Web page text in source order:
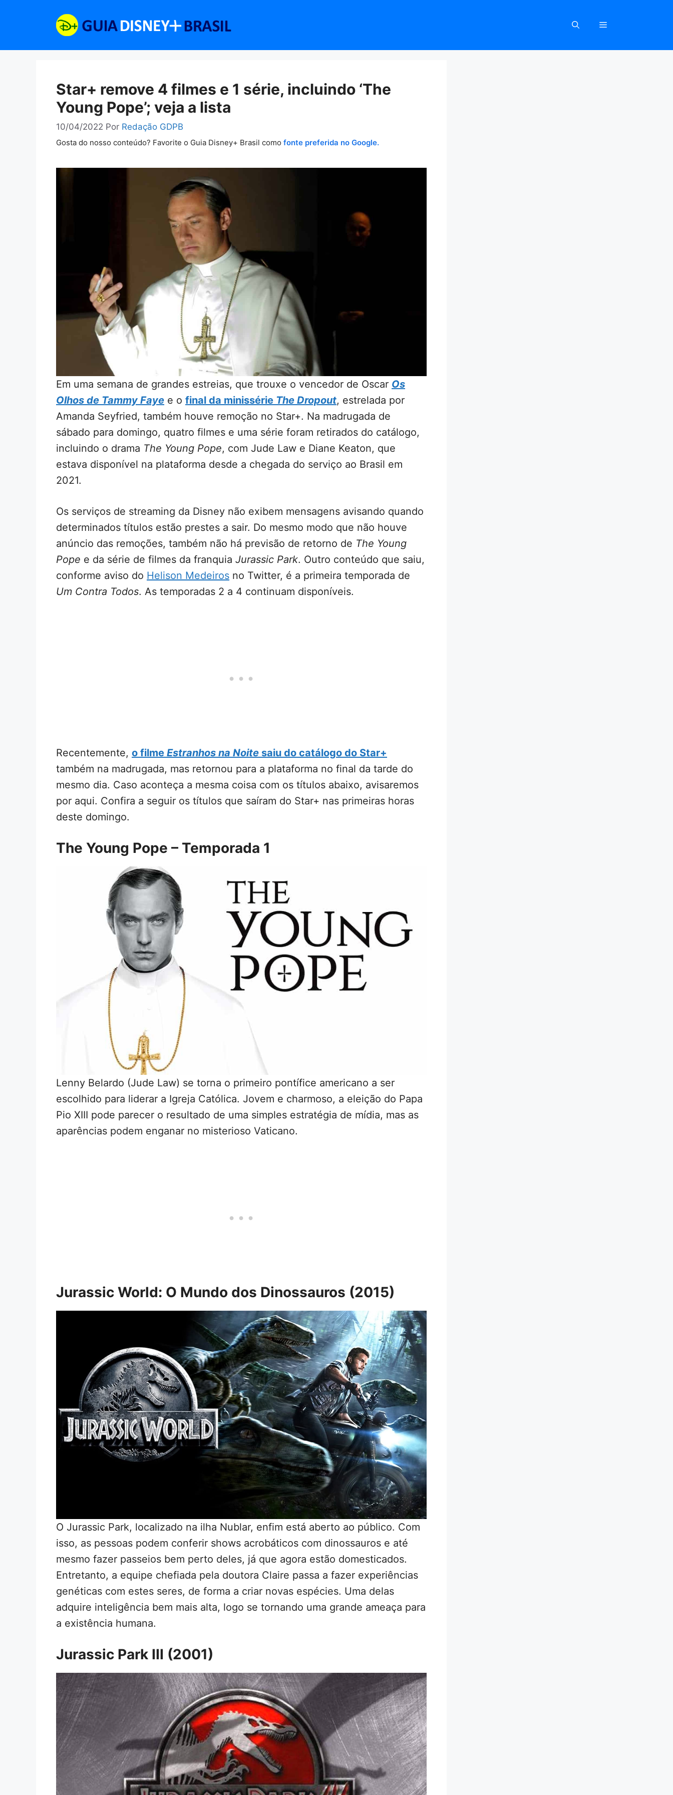
Star+ remove 4 filmes e 1 série, incluindo ‘The
Young Pope’; veja a lista
10/04/2022 Por Redação GDPB
Gosta do nosso conteúdo? Favorite o Guia Disney+ Brasil como fonte preferida no Google.
Em uma semana de grandes estreias, que trouxe o vencedor de Oscar Os
Olhos de Tammy Faye e o final da minissérie The Dropout, estrelada por
Amanda Seyfried, também houve remoção no Star+. Na madrugada de
sábado para domingo, quatro filmes e uma série foram retirados do catálogo,
incluindo o drama The Young Pope, com Jude Law e Diane Keaton, que
estava disponível na plataforma desde a chegada do serviço ao Brasil em
2021.
Os serviços de streaming da Disney não exibem mensagens avisando quando
determinados títulos estão prestes a sair. Do mesmo modo que não houve
anúncio das remoções, também não há previsão de retorno de The Young
Pope e da série de filmes da franquia Jurassic Park. Outro conteúdo que saiu,
conforme aviso do Helison Medeiros no Twitter, é a primeira temporada de
Um Contra Todos. As temporadas 2 a 4 continuam disponíveis.
Recentemente, o filme Estranhos na Noite saiu do catálogo do Star+
também na madrugada, mas retornou para a plataforma no final da tarde do
mesmo dia. Caso aconteça a mesma coisa com os títulos abaixo, avisaremos
por aqui. Confira a seguir os títulos que saíram do Star+ nas primeiras horas
deste domingo.
The Young Pope – Temporada 1
Lenny Belardo (Jude Law) se torna o primeiro pontífice americano a ser
escolhido para liderar a Igreja Católica. Jovem e charmoso, a eleição do Papa
Pio XIII pode parecer o resultado de uma simples estratégia de mídia, mas as
aparências podem enganar no misterioso Vaticano.
Jurassic World: O Mundo dos Dinossauros (2015)
O Jurassic Park, localizado na ilha Nublar, enfim está aberto ao público. Com
isso, as pessoas podem conferir shows acrobáticos com dinossauros e até
mesmo fazer passeios bem perto deles, já que agora estão domesticados.
Entretanto, a equipe chefiada pela doutora Claire passa a fazer experiências
genéticas com estes seres, de forma a criar novas espécies. Uma delas
adquire inteligência bem mais alta, logo se tornando uma grande ameaça para
a existência humana.
Jurassic Park III (2001)